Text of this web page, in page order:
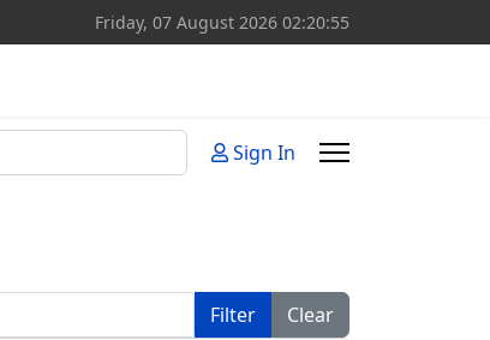
Friday, 07 August 2026 02:20:55
Sign In
Filter
Clear